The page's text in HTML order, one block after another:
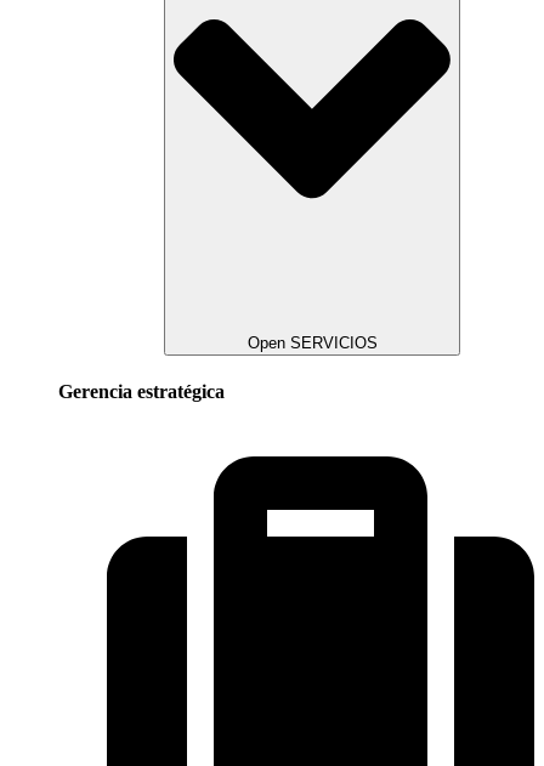
Open SERVICIOS
Gerencia estratégica